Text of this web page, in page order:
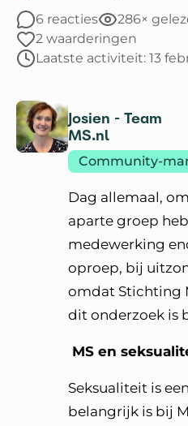
6 reacties 286×
2 waarderingen
Laatste activiteit: 13
Josien - Team
MS.nl
Community-
Dag allemaal,
aparte groep
medewerking
oproep, bij
omdat Stichting
dit onderzoek is
MS en
Seksualiteit is
belangrijk is bij